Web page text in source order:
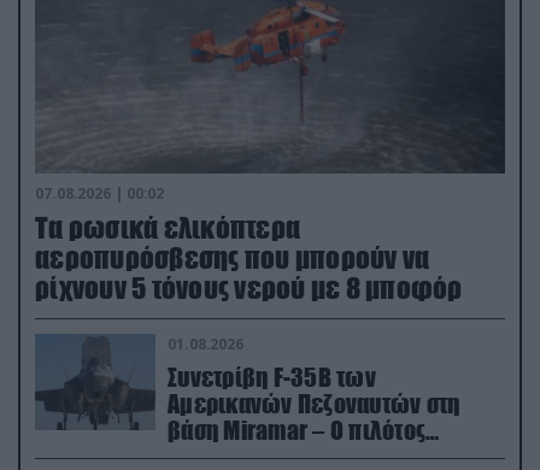
07.08.2026 | 00:02
Τα ρωσικά ελικόπτερα
αεροπυρόσβεσης που μπορούν να
ρίχνουν 5 τόνους νερού με 8 μποφόρ
01.08.2026
Συνετρίβη F-35B των
Αμερικανών Πεζοναυτών στη
βάση Miramar – Ο πιλότος
εκτινάχθηκε εγκαίρως